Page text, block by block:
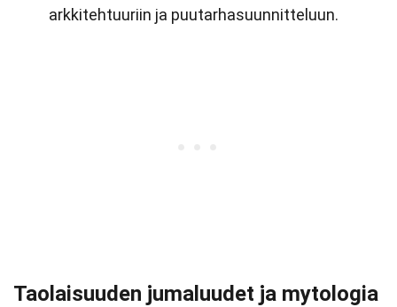
arkkitehtuuriin ja puutarhasuunnitteluun.
Taolaisuuden jumaluudet ja mytologia